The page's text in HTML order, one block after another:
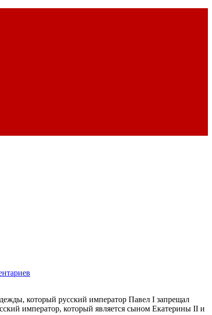
который русский император Павел I запрещал
император, который является сыном Екатерины II и